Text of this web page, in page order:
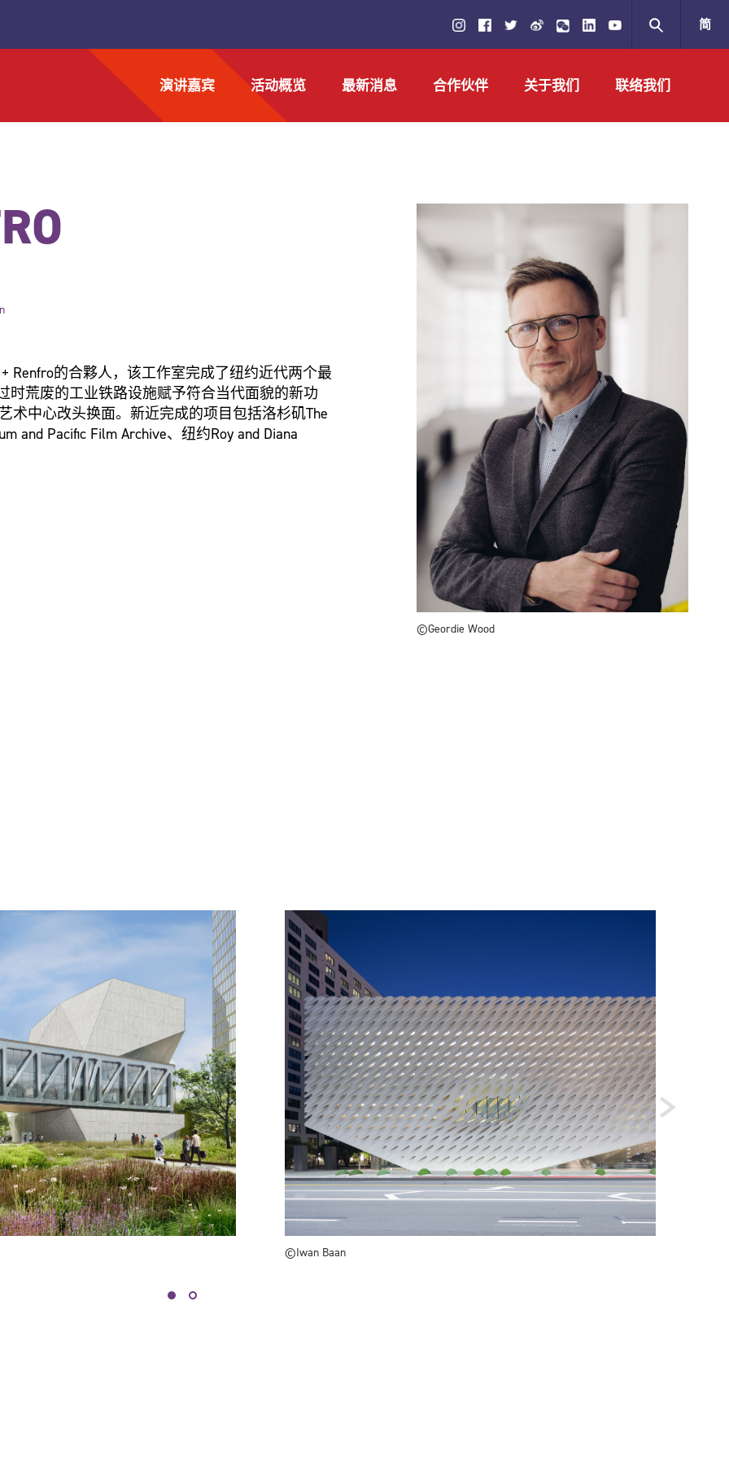
简
EN
演讲嘉宾 活动概览 最新消息 合作伙伴 关于我们 联络我们
Renfro的合夥人，该工作室完成了纽约近代两个最
时荒废的工业铁路设施赋予符合当代面貌的新功
术中心改头换面。新近完成的项目包括洛杉矶The
and Pacific Film Archive、纽约Roy and Diana
©Geordie Wood
©Iwan Baan